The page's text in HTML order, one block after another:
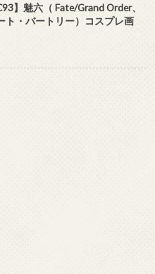
】魅六（ Fate/Grand Order、
ト・バートリー）コスプレ画